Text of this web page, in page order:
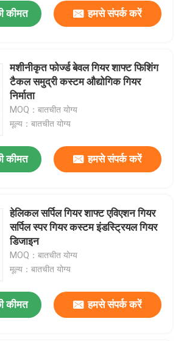
करें
कीमत हमसे संपर्क करें
मशीनीकृत फोर्ज्ड बेवल गियर शाफ्ट फिशिंग
टैकल समुद्री कस्टम औद्योगिक गियर
निर्माता
MOQ：बातचीत योग्य
मूल्य：बातचीत योग्य
कीमत हमसे संपर्क करें
हेलिकल सर्पिल गियर शाफ्ट एविएशन गियर
सर्पिल स्पर गियर कस्टम इंडस्ट्रियल गियर
डिजाइन
MOQ：बातचीत योग्य
मूल्य：बातचीत योग्य
कीमत हमसे संपर्क करें